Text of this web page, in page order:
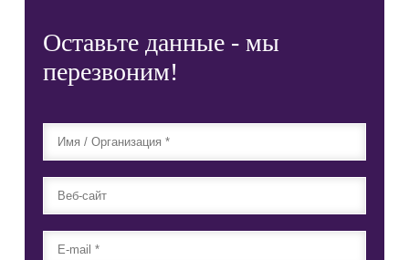
Оставьте данные - мы
перезвоним!